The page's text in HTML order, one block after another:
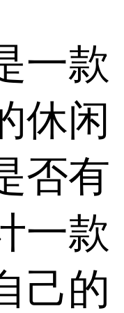
一款
休闲
否有
一款
己的